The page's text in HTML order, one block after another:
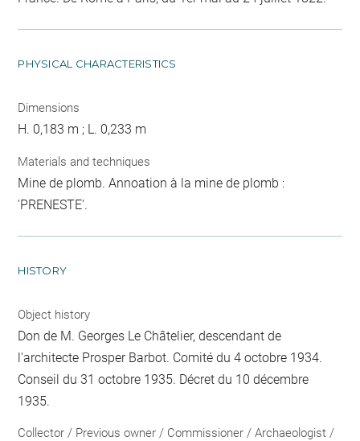
PHYSICAL CHARACTERISTICS
Dimensions
H. 0,183 m ; L. 0,233 m
Materials and techniques
Mine de plomb. Annoation à la mine de plomb :
'PRENESTE'.
HISTORY
Object history
Don de M. Georges Le Châtelier, descendant de
l'architecte Prosper Barbot. Comité du 4 octobre 1934.
Conseil du 31 octobre 1935. Décret du 10 décembre
1935.
Collector / Previous owner / Commissioner / Archaeologist /